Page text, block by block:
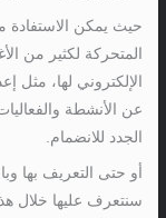
حيث يمكن
المتحركة لكثير من
الإلكتروني لها، مثل
عن الأنشطة
الجدد للانضمام.
أو حتى التعريف بها
سنتعرف عليها خلال